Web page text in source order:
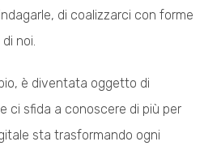
di coalizzarci con forme
noi.
è diventata oggetto di
ci sfida a conoscere di più per
sta trasformando ogni